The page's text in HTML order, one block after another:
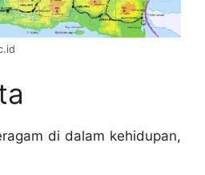
di dalam kehidupan,